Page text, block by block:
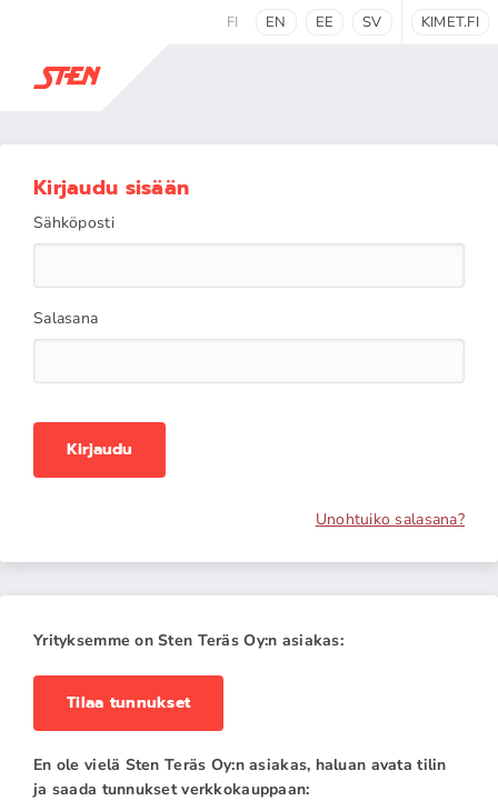
FI EN EE SV KIMET.FI
Kirjaudu sisään
Sähköposti
Salasana
Kirjaudu
Unohtuiko salasana?
Yrityksemme on Sten Teräs Oy:n asiakas:
Tilaa tunnukset
En ole vielä Sten Teräs Oy:n asiakas, haluan avata tilin
ja saada tunnukset verkkokauppaan: